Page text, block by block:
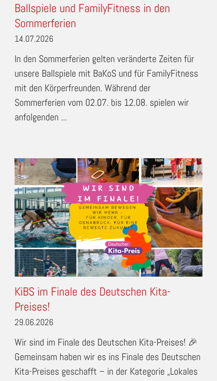
Ballspiele und FamilyFitness in den
Sommerferien
14.07.2026
In den Sommerferien gelten veränderte Zeiten für
unsere Ballspiele mit BaKoS und für FamilyFitness
mit den Körperfreunden. Während der
Sommerferien vom 02.07. bis 12.08. spielen wir
anfolgenden ...
KiBS im Finale des Deutschen Kita-
Preises!
29.06.2026
Wir sind im Finale des Deutschen Kita-Preises! 🎉
Gemeinsam haben wir es ins Finale des Deutschen
Kita-Preises geschafft – in der Kategorie „Lokales